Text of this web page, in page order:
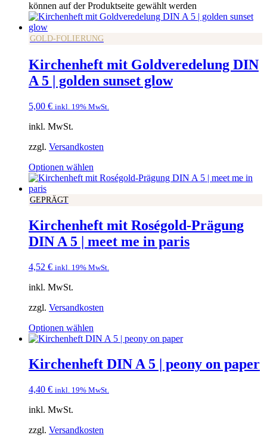
können auf der Produktseite gewählt werden
GOLD-FOLIERUNG
Kirchenheft mit Goldveredelung DIN
A 5 | golden sunset glow
5,00 € inkl. 19% MwSt.
inkl. MwSt.
zzgl. Versandkosten
Optionen wählen
GEPRÄGT
Kirchenheft mit Roségold-Prägung
DIN A 5 | meet me in paris
4,52 € inkl. 19% MwSt.
inkl. MwSt.
zzgl. Versandkosten
Optionen wählen
Kirchenheft DIN A 5 | peony on paper
4,40 € inkl. 19% MwSt.
inkl. MwSt.
zzgl. Versandkosten